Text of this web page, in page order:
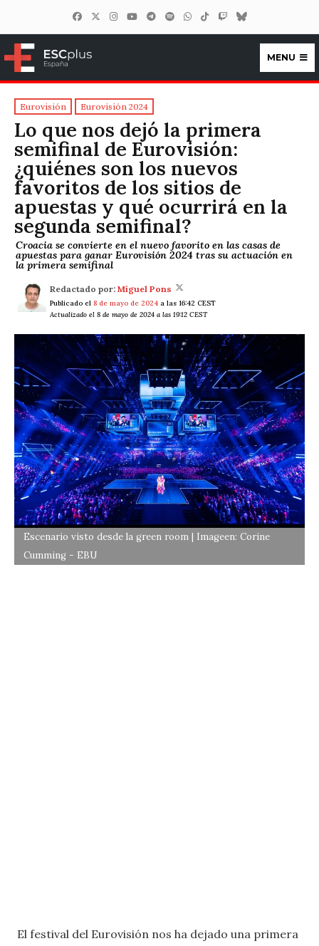
ESCplus España
MENU
Eurovisión Eurovisión 2024
Lo que nos dejó la primera
semifinal de Eurovisión:
¿quiénes son los nuevos
favoritos de los sitios de
apuestas y qué ocurrirá en la
segunda semifinal?
Croacia se convierte en el nuevo favorito en las casas de
apuestas para ganar Eurovisión 2024 tras su actuación en
la primera semifinal
Redactado por: Miguel Pons
Publicado el 8 de mayo de 2024 a las 16:42 CEST
Actualizado el 8 de mayo de 2024 a las 19:12 CEST
Escenario visto desde la green room | Imageen: Corine
Cumming - EBU
El festival del Eurovisión nos ha dejado una primera